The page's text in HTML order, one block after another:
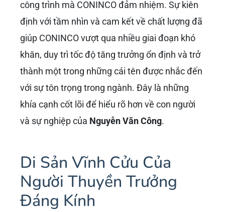
công trình mà CONINCO đảm nhiệm. Sự kiên
định với tầm nhìn và cam kết về chất lượng đã
giúp CONINCO vượt qua nhiều giai đoạn khó
khăn, duy trì tốc độ tăng trưởng ổn định và trở
thành một trong những cái tên được nhắc đến
với sự tôn trọng trong ngành. Đây là những
khía cạnh cốt lõi để hiểu rõ hơn về con người
và sự nghiệp của Nguyễn Văn Công.
Di Sản Vĩnh Cửu Của
Người Thuyền Trưởng
Đáng Kính